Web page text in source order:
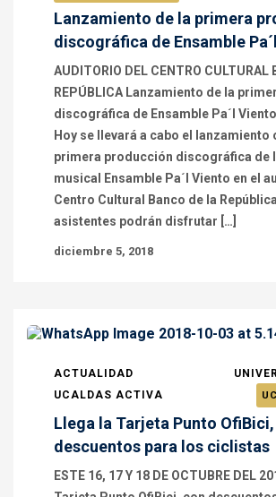
Lanzamiento de la primera
discográfica de Ensamble
AUDITORIO DEL CENTRO CULTURAL
REPÚBLICA Lanzamiento de la
discográfica de Ensamble Pa´l
Hoy se llevará a cabo el lanzamiento
primera producción discográfica de
musical Ensamble Pa´l Viento en el
Centro Cultural Banco de la
asistentes podrán disfrutar […]
diciembre 5, 2018
ACTUALIDAD
UCALDAS ACTIVA
Llega la Tarjeta Punto
descuentos para los ciclistas
ESTE 16, 17 Y 18 DE OCTUBRE DEL